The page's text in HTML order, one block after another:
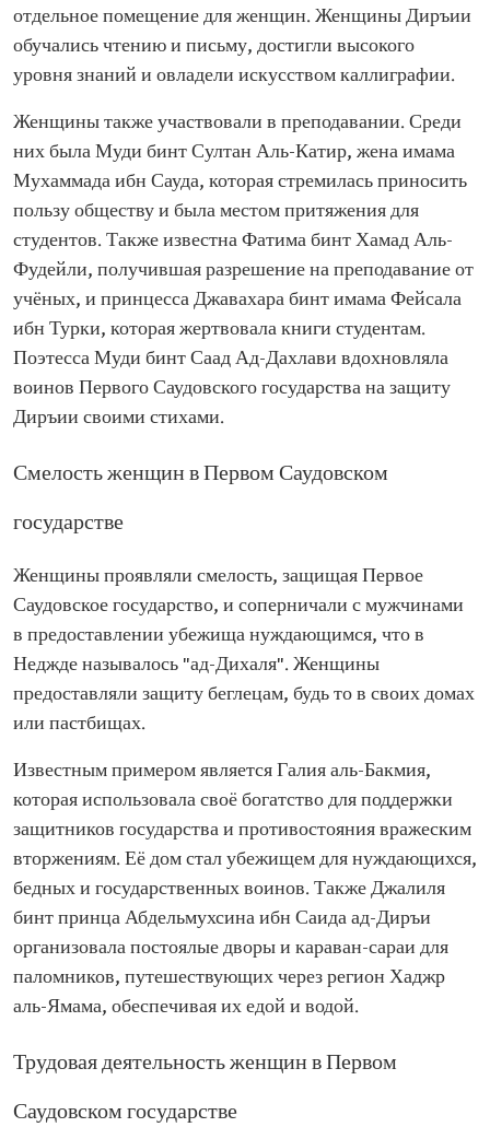
отдельное помещение для женщин. Женщины Диръии
обучались чтению и письму, достигли высокого
уровня знаний и овладели искусством каллиграфии.
Женщины также участвовали в преподавании. Среди
них была Муди бинт Султан Аль-Катир, жена имама
Мухаммада ибн Сауда, которая стремилась приносить
пользу обществу и была местом притяжения для
студентов. Также известна Фатима бинт Хамад Аль-
Фудейли, получившая разрешение на преподавание от
учёных, и принцесса Джавахара бинт имама Фейсала
ибн Турки, которая жертвовала книги студентам.
Поэтесса Муди бинт Саад Ад-Дахлави вдохновляла
воинов Первого Саудовского государства на защиту
Диръии своими стихами.
Смелость женщин в Первом Саудовском
государстве
Женщины проявляли смелость, защищая Первое
Саудовское государство, и соперничали с мужчинами
в предоставлении убежища нуждающимся, что в
Неджде называлось "ад-Дихаля". Женщины
предоставляли защиту беглецам, будь то в своих домах
или пастбищах.
Известным примером является Галия аль-Бакмия,
которая использовала своё богатство для поддержки
защитников государства и противостояния вражеским
вторжениям. Её дом стал убежищем для нуждающихся,
бедных и государственных воинов. Также Джалиля
бинт принца Абдельмухсина ибн Саида ад-Диръи
организовала постоялые дворы и караван-сараи для
паломников, путешествующих через регион Хаджр
аль-Ямама, обеспечивая их едой и водой.
Трудовая деятельность женщин в Первом
Саудовском государстве